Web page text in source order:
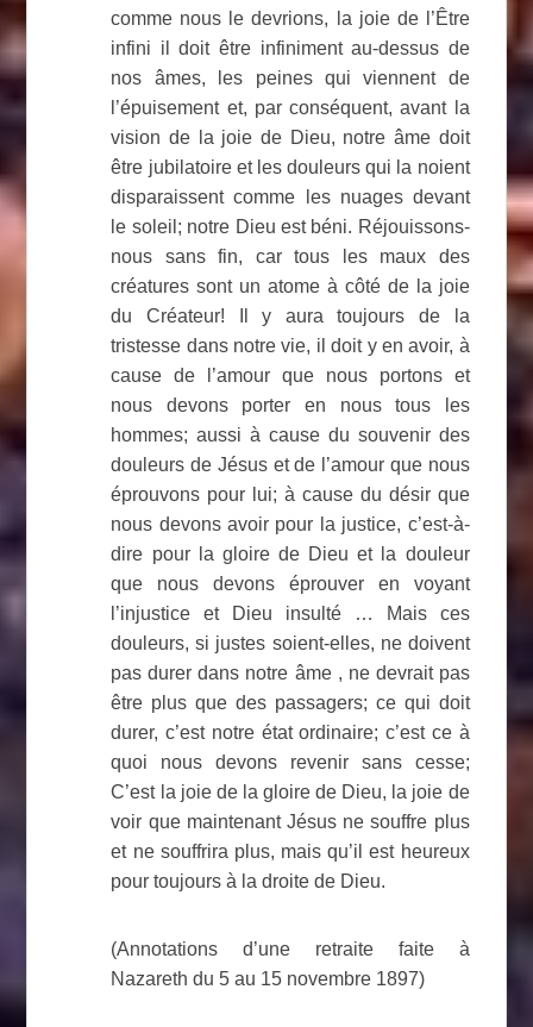
comme nous le devrions, la joie de l’Être
infini il doit être infiniment au-dessus de
nos âmes, les peines qui viennent de
l’épuisement et, par conséquent, avant la
vision de la joie de Dieu, notre âme doit
être jubilatoire et les douleurs qui la noient
disparaissent comme les nuages ​​devant
le soleil; notre Dieu est béni. Réjouissons-
nous sans fin, car tous les maux des
créatures sont un atome à côté de la joie
du Créateur! Il y aura toujours de la
tristesse dans notre vie, il doit y en avoir, à
cause de l’amour que nous portons et
nous devons porter en nous tous les
hommes; aussi à cause du souvenir des
douleurs de Jésus et de l’amour que nous
éprouvons pour lui; à cause du désir que
nous devons avoir pour la justice, c’est-à-
dire pour la gloire de Dieu et la douleur
que nous devons éprouver en voyant
l’injustice et Dieu insulté … Mais ces
douleurs, si justes soient-elles, ne doivent
pas durer dans notre âme , ne devrait pas
être plus que des passagers; ce qui doit
durer, c’est notre état ordinaire; c’est ce à
quoi nous devons revenir sans cesse;
C’est la joie de la gloire de Dieu, la joie de
voir que maintenant Jésus ne souffre plus
et ne souffrira plus, mais qu’il est heureux
pour toujours à la droite de Dieu.
(Annotations d’une retraite faite à
Nazareth du 5 au 15 novembre 1897)